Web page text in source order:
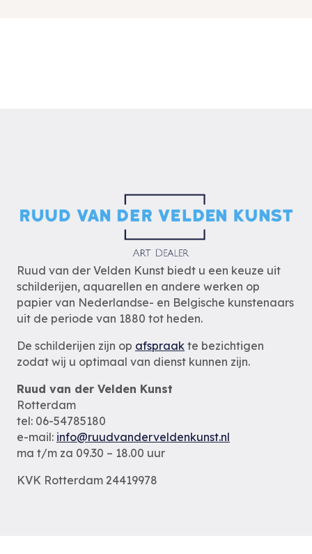
Ruud van der Velden Kunst biedt u een keuze uit
schilderijen, aquarellen en andere werken op
papier van Nederlandse- en Belgische kunstenaars
uit de periode van 1880 tot heden.
De schilderijen zijn op afspraak te bezichtigen
zodat wij u optimaal van dienst kunnen zijn.
Ruud van der Velden Kunst
Rotterdam
tel: 06-54785180
e-mail: info@ruudvanderveldenkunst.nl
ma t/m za 09.30 – 18.00 uur
KVK Rotterdam 24419978